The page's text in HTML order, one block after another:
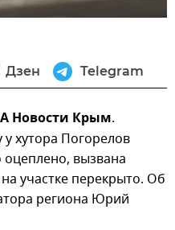
Дзен Telegram
Новости Крым.
у хутора Погорелов
оцеплено, вызвана
участке перекрыто. Об
региона Юрий